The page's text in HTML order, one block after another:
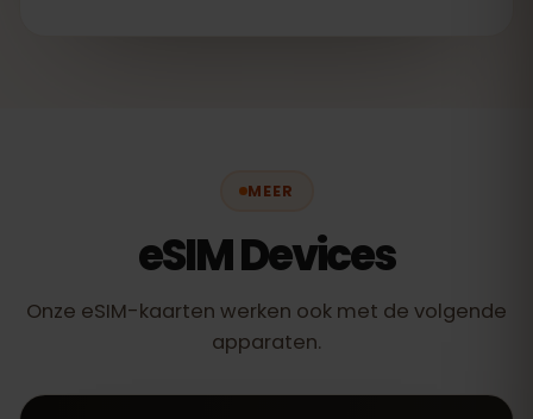
MEER
eSIM Devices
Onze eSIM-kaarten werken ook met de volgende
apparaten.